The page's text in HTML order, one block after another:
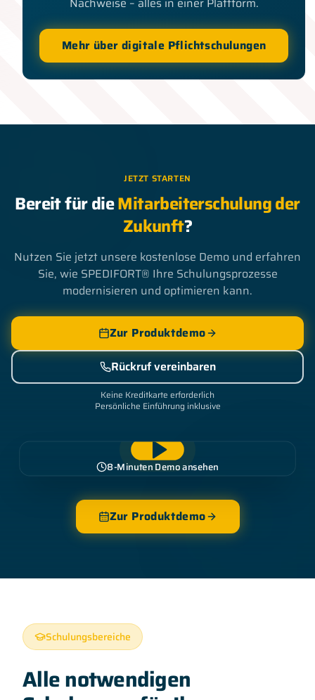
Mehr über digitale Pflichtschulungen
JETZT STARTEN
Bereit für dieMitarbeiterschulung der
Zukunft?
Nutzen Sie jetzt unsere kostenlose Demo und erfahren
Sie, wie SPEDIFORT® Ihre Schulungsprozesse
modernisieren und optimieren kann.
Zur Produktdemo
Rückruf vereinbaren
Keine Kreditkarte erforderlich
Persönliche Einführung inklusive
8-Minuten Demo ansehen
Zur Produktdemo
Schulungsbereiche
Alle notwendigen